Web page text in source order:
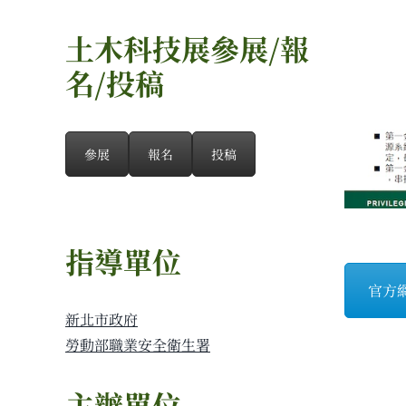
土木科技展參展/報
名/投稿
參展 報名 投稿
指導單位
新北市政府
勞動部職業安全衛生署
官方